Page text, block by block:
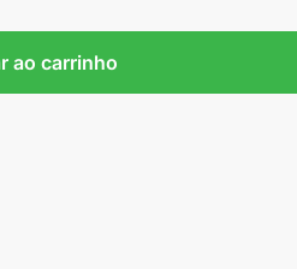
ao carrinho